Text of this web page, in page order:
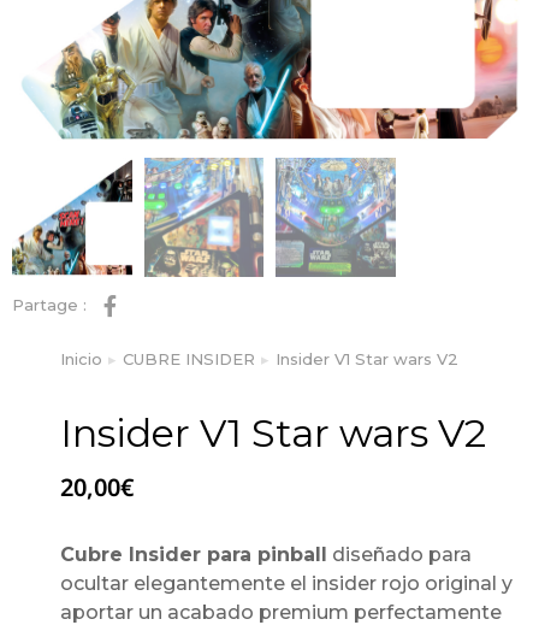
Partage :
Estás aquí:
Inicio CUBRE INSIDER Insider V1 Star wars V2
Insider V1 Star wars V2
20,00€
Cubre Insider para pinball diseñado para
ocultar elegantemente el insider rojo original y
aportar un acabado premium perfectamente